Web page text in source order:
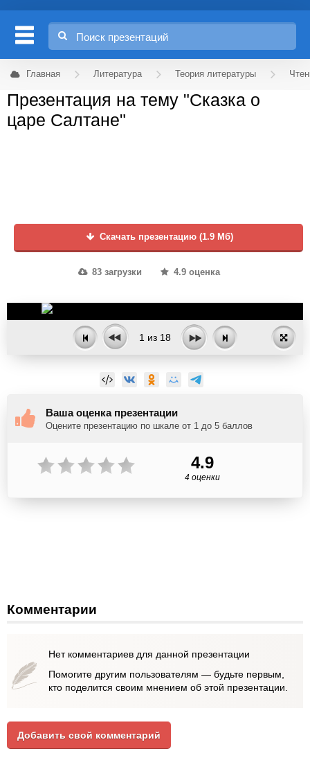
Главная Литература Теория литературы
Презентация на тему "Сказка о
царе Салтане"
Скачать презентацию (1.9 Мб)
83 загрузки 4.9 оценка
1 из 18
Ваша оценка презентации
Оцените презентацию по шкале от 1 до 5 баллов
4.9
4 оценки
Комментарии
Нет комментариев для данной презентации
Помогите другим пользователям — будьте первым,
кто поделится своим мнением об этой презентации.
Добавить свой комментарий